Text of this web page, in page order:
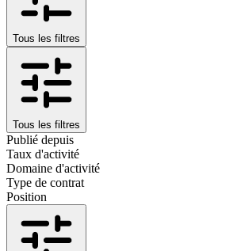
Tous les filtres
Tous les filtres
Publié depuis
Taux d'activité
Domaine d'activité
Type de contrat
Position